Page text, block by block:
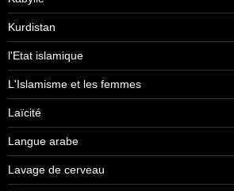
Kurdistan
l'Etat islamique
L'Islamisme et les femmes
Laïcité
Langue arabe
Lavage de cerveau